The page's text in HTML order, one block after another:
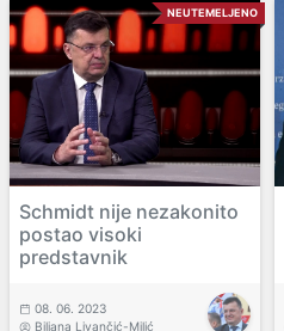
NEUTEMELJENO
Schmidt nije nezakonito
postao visoki
predstavnik
08. 06. 2023
Biljana Livančić-Milić